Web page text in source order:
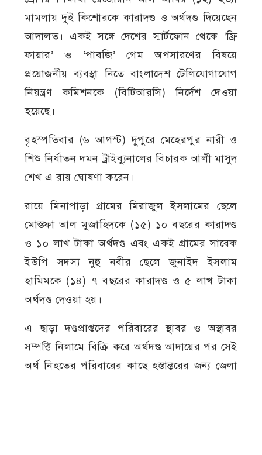
মামলায় দুই কিশোরকে কারাদণ্ড ও অর্থদণ্ড দিয়েছেন
আদালত। একই সঙ্গে দেশের স্মার্টফোন থেকে ‘ফ্রি
ফায়ার’ ও ‘পাবজি’ গেম অপসারণের বিষয়ে
প্রয়োজনীয় ব্যবস্থা নিতে বাংলাদেশ টেলিযোগাযোগ
নিয়ন্ত্রণ কমিশনকে (বিটিআরসি) নির্দেশ দেওয়া
হয়েছে।
বৃহস্পতিবার (৬ আগস্ট) দুপুরে মেহেরপুর নারী ও
শিশু নির্যাতন দমন ট্রাইব্যুনালের বিচারক আলী মাসুদ
শেখ এ রায় ঘোষণা করেন।
রায়ে মিনাপাড়া গ্রামের মিরাজুল ইসলামের ছেলে
মোস্তফা আল মুজাহিদকে (১৫) ১০ বছরের কারাদণ্ড
ও ১০ লাখ টাকা অর্থদণ্ড এবং একই গ্রামের সাবেক
ইউপি সদস্য নুহু নবীর ছেলে জুনাইদ ইসলাম
হামিমকে (১৪) ৭ বছরের কারাদণ্ড ও ৫ লাখ টাকা
অর্থদণ্ড দেওয়া হয়।
এ ছাড়া দণ্ডপ্রাপ্তদের পরিবারের স্থাবর ও অস্থাবর
সম্পত্তি নিলামে বিক্রি করে অর্থদণ্ড আদায়ের পর সেই
অর্থ নিহতের পরিবারের কাছে হস্তান্তরের জন্য জেলা